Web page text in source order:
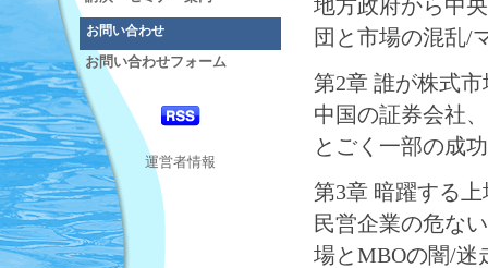
お問い合わせ
お問い合わせフォーム
運営者情報
地方政府から中
団と市場の混乱/
第2章 誰が株式
中国の証券会社
とごく一部の成
第3章 暗躍する
民営企業の危な
場とMBOの闇/迷